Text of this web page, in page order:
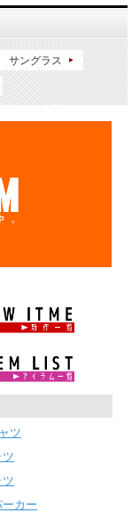
サングラス
ツ
カー